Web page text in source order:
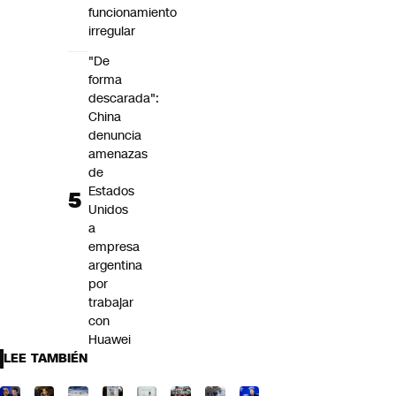
funcionamiento
irregular
"De
forma
descarada":
China
denuncia
amenazas
de
Estados
Unidos
a
empresa
argentina
por
trabajar
con
Huawei
LEE TAMBIÉN